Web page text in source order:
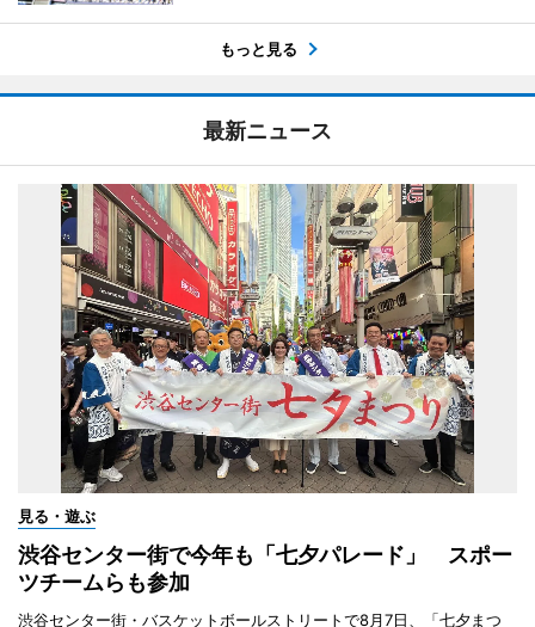
もっと見る
最新ニュース
見る・遊ぶ
渋谷センター街で今年も「七夕パレード」 スポー
ツチームらも参加
渋谷センター街・バスケットボールストリートで8月7日、「七夕まつ